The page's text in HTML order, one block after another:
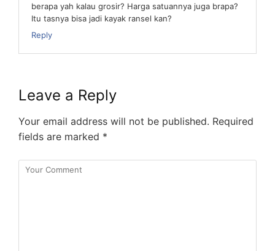
berapa yah kalau grosir? Harga satuannya juga brapa?
Itu tasnya bisa jadi kayak ransel kan?
Reply
Leave a Reply
Your email address will not be published. Required
fields are marked *